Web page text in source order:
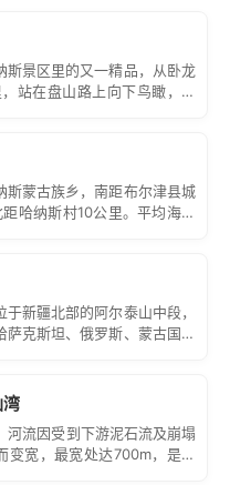
峰缆车终点，亦是真正欣
点。19:00乘车前往贾登
区内游玩攻略：
观赏湖光山色，在喀纳斯
桦树、冷杉、云杉的曼妙
空气，遥望喀纳斯湖尽头
观赏湖光山色，可选择乘
)，呼吸湖面的清新空气，
预约，如因景区限流无法
1068台阶，个人根据自己
返回门票口到达贾登峪酒
斯景区里的又一精品，从卧龙
站在盘山路上向下鸟瞰，你
斯蒙古族乡，南距布尔津县城
哈纳斯村10公里。平均海拔
于新疆北部的阿尔泰山中段，
萨克斯坦、俄罗斯、蒙古国接
河流因受到下游泥石流及崩塌
变宽，最宽处达700m，是公